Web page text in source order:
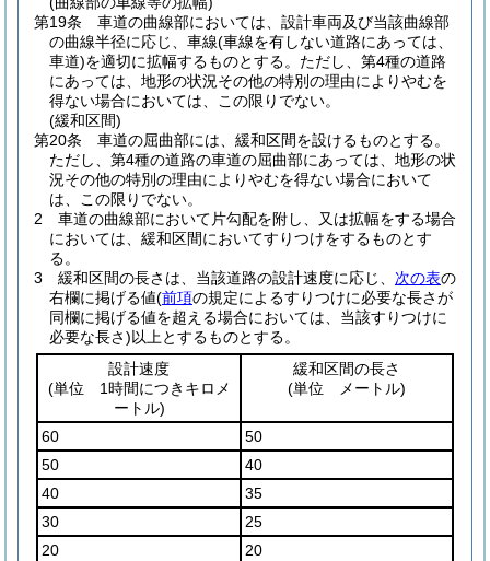
第19条
車道の曲線部においては、設計車両及び当該曲線部
の曲線半径に応じ、車線(車線を有しない道路にあっては、
車道)を適切に拡幅するものとする。 ただし、第4種の道路
にあっては、地形の状況その他の特別の理由によりやむを
得ない場合においては、この限りでない。
(緩和区間)
第20条
車道の屈曲部には、緩和区間を設けるものとする。
ただし、第4種の道路の車道の屈曲部にあっては、地形の状
況その他の特別の理由によりやむを得ない場合において
は、この限りでない。
2
車道の曲線部において片勾配を附し、又は拡幅をする場合
においては、緩和区間においてすりつけをするものとす
る。
3
緩和区間の長さは、当該道路の設計速度に応じ、 次の表の
右欄に掲げる値(前項の規定によるすりつけに必要な長さが
同欄に掲げる値を超える場合においては、当該すりつけに
必要な長さ)以上とするものとする。
設計速度
(単位 1時間につきキロメ
ートル)
緩和区間の長さ
(単位 メートル)
60
50
50
40
40
35
30
25
20
20